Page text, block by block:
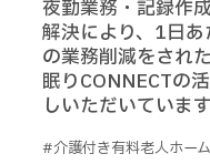
夜勤業務・記録作
解決により、1日
の業務削減をされ
眠りCONNECTの
しいただいています
#介護付き有料老人ホー